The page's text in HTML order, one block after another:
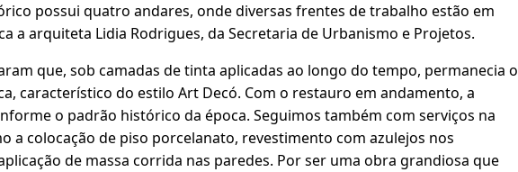
possui quatro andares, onde diversas frentes de trabalho estão em
a arquiteta Lidia Rodrigues, da Secretaria de Urbanismo e Projetos.
que, sob camadas de tinta aplicadas ao longo do tempo, permanecia o
característico do estilo Art Decó. Com o restauro em andamento, a
o padrão histórico da época. Seguimos também com serviços na
a colocação de piso porcelanato, revestimento com azulejos nos
de massa corrida nas paredes. Por ser uma obra grandiosa que